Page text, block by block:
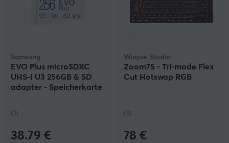
Samsung
EVO Plus microSDXC
UHS-I U3 256GB & SD
adapter - Speicherkarte
(2)
38.79 €
Wuque Studio
Zoom75 - Tri-mode Flex
Cut Hotswap RGB
(3)
78 €